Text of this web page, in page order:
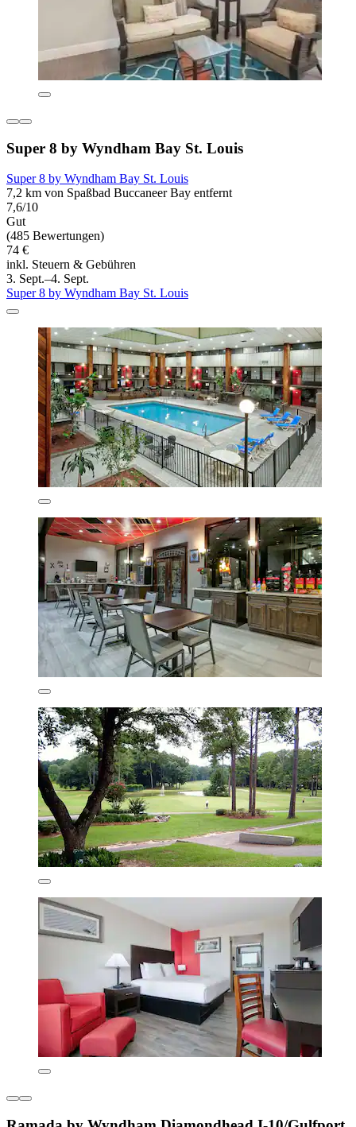
Super 8 by Wyndham Bay St. Louis
Super 8 by Wyndham Bay St. Louis
7,2 km von Spaßbad Buccaneer Bay entfernt
7,6/10
Gut
(485 Bewertungen)
74 €
inkl. Steuern & Gebühren
3. Sept.–4. Sept.
Super 8 by Wyndham Bay St. Louis